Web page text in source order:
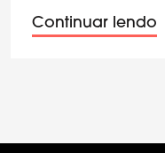
Continuar lendo